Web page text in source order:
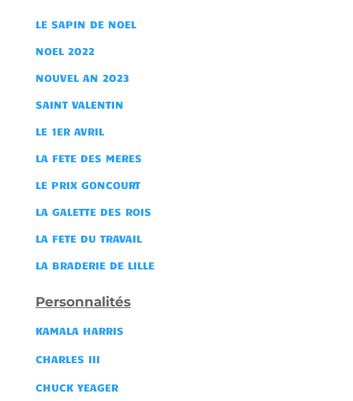
LE SAPIN DE NOEL
NOEL 2022
NOUVEL AN 2023
SAINT VALENTIN
LE 1ER AVRIL
LA FETE DES MERES
LE PRIX GONCOURT
LA GALETTE DES ROIS
LA FETE DU TRAVAIL
LA BRADERIE DE LILLE
Personnalités
KAMALA HARRIS
CHARLES III
CHUCK YEAGER